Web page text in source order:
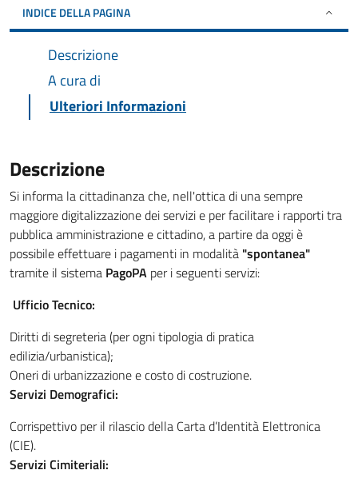
INDICE DELLA PAGINA
Descrizione
A cura di
Ulteriori Informazioni
Descrizione
Si informa la cittadinanza che, nell'ottica di una sempre
maggiore digitalizzazione dei servizi e per facilitare i rapporti tra
pubblica amministrazione e cittadino, a partire da oggi è
possibile effettuare i pagamenti in modalità "spontanea"
tramite il sistema PagoPA per i seguenti servizi:
Ufficio Tecnico:
Diritti di segreteria (per ogni tipologia di pratica
edilizia/urbanistica);
Oneri di urbanizzazione e costo di costruzione.
Servizi Demografici:
Corrispettivo per il rilascio della Carta d’Identità Elettronica
(CIE).
Servizi Cimiteriali: